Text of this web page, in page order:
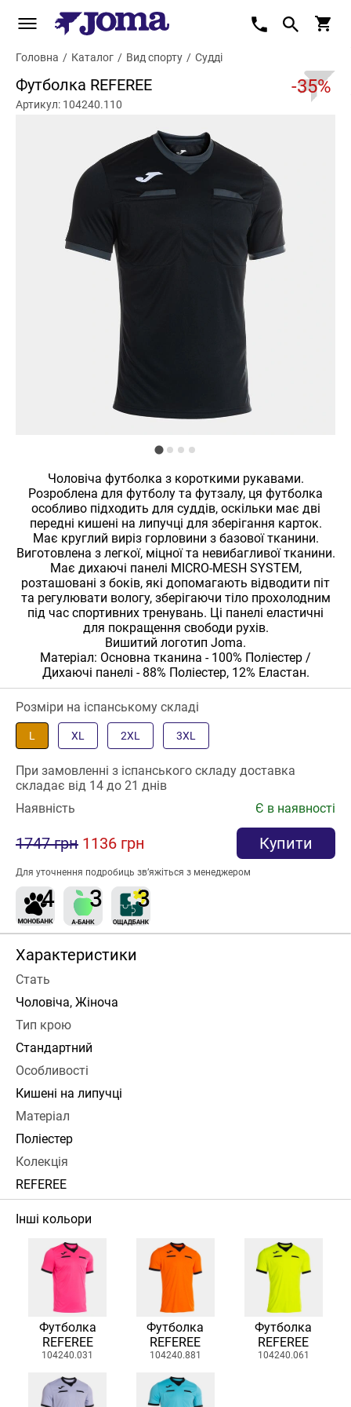
Головна / Каталог / Вид спорту / Судді
Футболка REFEREE -35%
Артикул: 104240.110
Чоловіча футболка з короткими рукавами.
Розроблена для футболу та футзалу, ця футболка
особливо підходить для суддів, оскільки має дві
передні кишені на липучці для зберігання карток.
Має круглий виріз горловини з базової тканини.
Виготовлена ​​з легкої, міцної та невибагливої ​​тканини.
Має дихаючі панелі MICRO-MESH SYSTEM,
розташовані з боків, які допомагають відводити піт
та регулювати вологу, зберігаючи тіло прохолодним
під час спортивних тренувань. Ці панелі еластичні
для покращення свободи рухів.
Вишитий логотип Joma.
Матеріал: Основна тканина - 100% Поліестер /
Дихаючі панелі - 88% Поліестер, 12% Еластан.
Розміри на іспанському складі
L XL 2XL 3XL
При замовленні з іспанського складу доставка
складає від 14 до 21 днів
Наявність
Є в наявності
1747 грн 1136 грн Купити
Для уточнення подробиць зв’яжіться з менеджером
Характеристики
Стать
Чоловіча, Жіноча
Тип крою
Стандартний
Особливості
Кишені на липучці
Матеріал
Поліестер
Колекція
REFEREE
Інші кольори
Футболка
REFEREE
104240.031
Футболка
REFEREE
104240.881
Футболка
REFEREE
104240.061